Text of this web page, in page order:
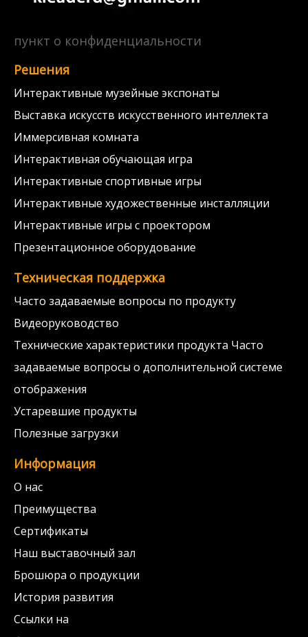
пункт о конфиденциальности
Решения
Интерактивные музейные экспонаты
Выставка искусств искусственного интеллекта
Иммерсивная комната
Интерактивная обучающая игра
Интерактивные спортивные игры
Интерактивные художественные инсталляции
Интерактивные игры с проектором
Презентационное оборудование
Техническая поддержка
Часто задаваемые вопросы по продукту
Видеоруководство
Технические характеристики продукта Часто
задаваемые вопросы о дополнительной системе
отображения
Устаревшие продукты
Полезные загрузки
Информация
О нас
Преимущества
Сертификаты
Наш выставочный зал
Брошюра о продукции
История развития
Ссылки на